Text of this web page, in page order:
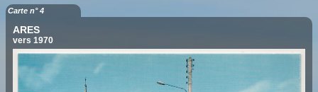
Carte n° 4
ARES
vers 1970